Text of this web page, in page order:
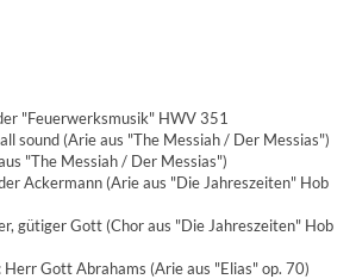
"Feuerwerksmusik" HWV 351
sound (Arie aus "The Messiah / Der Messias")
"The Messiah / Der Messias")
Ackermann (Arie aus "Die Jahreszeiten" Hob
gütiger Gott (Chor aus "Die Jahreszeiten" Hob
Gott Abrahams (Arie aus "Elias" op. 70)